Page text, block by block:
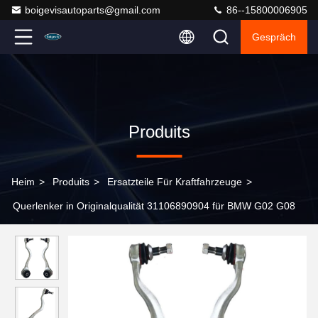
boigevisautoparts@gmail.com 86--15800006905
Gespräch
Produits
Heim > Produits > Ersatzteile Für Kraftfahrzeuge >
Querlenker in Originalqualität 31106890904 für BMW G02 G08